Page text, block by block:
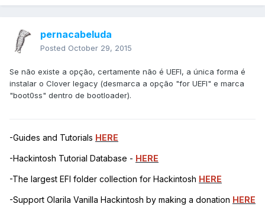
pernacabeluda
Posted October 29, 2015
Se não existe a opção, certamente não é UEFI, a única forma é
instalar o Clover legacy (desmarca a opção "for UEFI" e marca
"boot0ss" dentro de bootloader).
-Guides and Tutorials HERE
-Hackintosh Tutorial Database - HERE
-The largest EFI folder collection for Hackintosh HERE
-Support Olarila Vanilla Hackintosh by making a donation HERE